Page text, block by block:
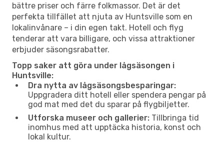
bättre priser och färre folkmassor. Det är det
perfekta tillfället att njuta av Huntsville som en
lokalinvånare – i din egen takt. Hotell och flyg
tenderar att vara billigare, och vissa attraktioner
erbjuder säsongsrabatter.
Topp saker att göra under lågsäsongen i
Huntsville:
Dra nytta av lågsäsongsbesparingar:
Uppgradera ditt hotell eller spendera pengar på
god mat med det du sparar på flygbiljetter.
Utforska museer och gallerier: Tillbringa tid
inomhus med att upptäcka historia, konst och
lokal kultur.